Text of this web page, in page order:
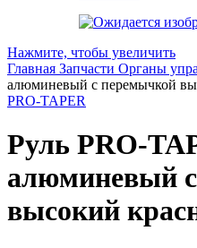
Нажмите, чтобы увеличить
Главная Запчасти Органы
алюминевый с перемычкой
PRO-TAPER
Руль PRO-
алюминевый
высокий